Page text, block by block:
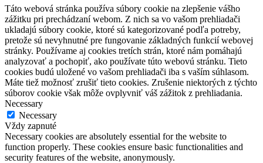
Táto webová stránka používa súbory cookie na zlepšenie vášho
zážitku pri prechádzaní webom. Z nich sa vo vašom prehliadači
ukladajú súbory cookie, ktoré sú kategorizované podľa potreby,
pretože sú nevyhnutné pre fungovanie základných funkcií webovej
stránky. Používame aj cookies tretích strán, ktoré nám pomáhajú
analyzovať a pochopiť, ako používate túto webovú stránku. Tieto
cookies budú uložené vo vašom prehliadači iba s vaším súhlasom.
Máte tiež možnosť zrušiť tieto cookies. Zrušenie niektorých z týchto
súborov cookie však môže ovplyvniť váš zážitok z prehliadania.
Necessary
Necessary
Vždy zapnuté
Necessary cookies are absolutely essential for the website to
function properly. These cookies ensure basic functionalities and
security features of the website, anonymously.